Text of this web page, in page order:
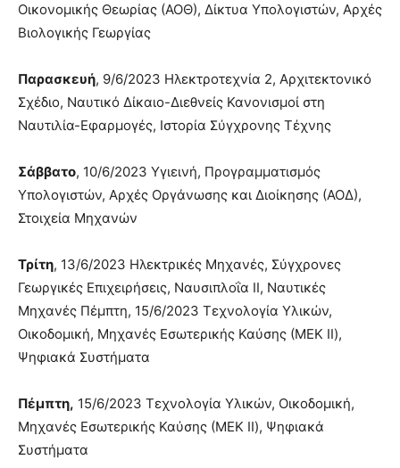
Οικονομικής Θεωρίας (ΑΟΘ), Δίκτυα Υπολογιστών, Αρχές
Βιολογικής Γεωργίας
Παρασκευή, 9/6/2023 Ηλεκτροτεχνία 2, Αρχιτεκτονικό
Σχέδιο, Ναυτικό Δίκαιο-Διεθνείς Κανονισμοί στη
Ναυτιλία-Εφαρμογές, Ιστορία Σύγχρονης Τέχνης
Σάββατο, 10/6/2023 Υγιεινή, Προγραμματισμός
Υπολογιστών, Αρχές Οργάνωσης και Διοίκησης (ΑΟΔ),
Στοιχεία Μηχανών
Τρίτη, 13/6/2023 Ηλεκτρικές Μηχανές, Σύγχρονες
Γεωργικές Επιχειρήσεις, Ναυσιπλοΐα ΙΙ, Ναυτικές
Μηχανές Πέμπτη, 15/6/2023 Τεχνολογία Υλικών,
Οικοδομική, Μηχανές Εσωτερικής Καύσης (ΜΕΚ ΙΙ),
Ψηφιακά Συστήματα
Πέμπτη, 15/6/2023 Τεχνολογία Υλικών, Οικοδομική,
Μηχανές Εσωτερικής Καύσης (ΜΕΚ ΙΙ), Ψηφιακά
Συστήματα